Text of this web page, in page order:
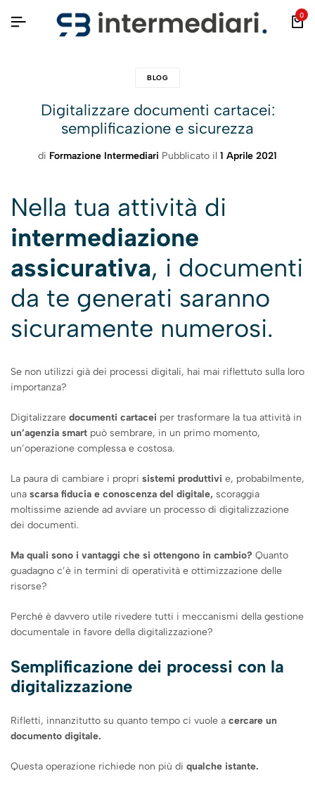
0
BLOG
Digitalizzare documenti cartacei:
semplificazione e sicurezza
di Formazione Intermediari Pubblicato il 1 Aprile 2021
Nella tua attività di
intermediazione
assicurativa, i documenti
da te generati saranno
sicuramente numerosi.
Se non utilizzi già dei processi digitali, hai mai riflettuto sulla loro
importanza?
Digitalizzare documenti cartacei per trasformare la tua attività in
un’agenzia smart può sembrare, in un primo momento,
un’operazione complessa e costosa.
La paura di cambiare i propri sistemi produttivi e, probabilmente,
una scarsa fiducia e conoscenza del digitale, scoraggia
moltissime aziende ad avviare un processo di digitalizzazione
dei documenti.
Ma quali sono i vantaggi che si ottengono in cambio? Quanto
guadagno c’è in termini di operatività e ottimizzazione delle
risorse?
Perché è davvero utile rivedere tutti i meccanismi della gestione
documentale in favore della digitalizzazione?
Semplificazione dei processi con la
digitalizzazione
Rifletti, innanzitutto su quanto tempo ci vuole a cercare un
documento digitale.
Questa operazione richiede non più di qualche istante.